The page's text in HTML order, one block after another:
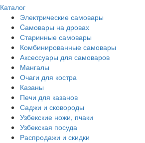
Каталог
Электрические самовары
Cамовары на дровах
Старинные самовары
Комбинированные самовары
Аксессуары для самоваров
Мангалы
Очаги для костра
Казаны
Печи для казанов
Саджи и сковороды
Узбекские ножи, пчаки
Узбекская посуда
Распродажи и скидки